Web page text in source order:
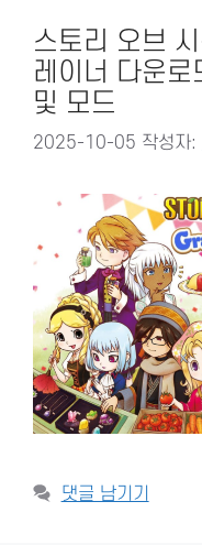
스토리 오브
레이너 다운
및 모드
2025-10-05 작성자:
댓글 남기기